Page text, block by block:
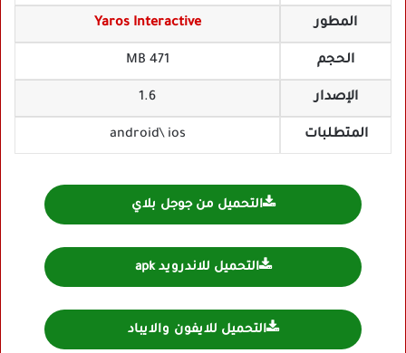
المطور Yaros Interactive
الحجم 471 MB
الإصدار 1.6
المتطلبات android\ ios
التحميل من جوجل بلاي
التحميل للاندرويد apk
التحميل للايفون والايباد